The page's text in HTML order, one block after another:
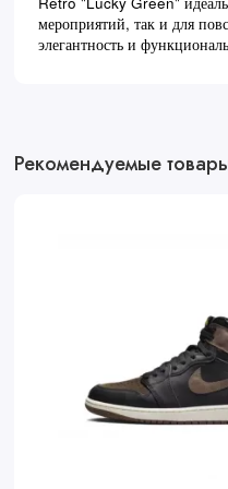
мероприятий, так и для
элегантность и
Рекомендуемые